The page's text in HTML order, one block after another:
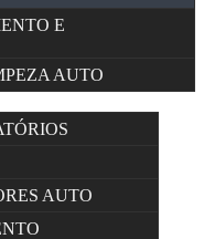
E
AUTO
AUTO